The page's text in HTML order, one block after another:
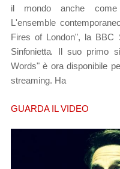
il mondo anche come
L'ensemble
Fires of London", la BBC
Sinfonietta. Il suo primo
Words" è ora disponibile
streaming. Ha
GUARDA IL VIDEO